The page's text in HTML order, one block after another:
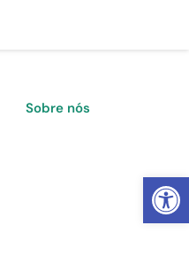
Abrir
Sobre nós